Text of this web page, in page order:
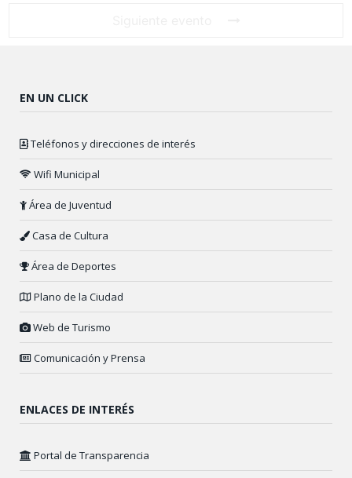
EN UN CLICK
Teléfonos y direcciones de interés
Wifi Municipal
Área de Juventud
Casa de Cultura
Área de Deportes
Plano de la Ciudad
Web de Turismo
Comunicación y Prensa
ENLACES DE INTERÉS
Portal de Transparencia